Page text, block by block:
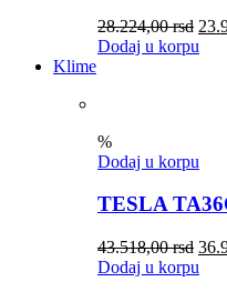
28.224,00rsd
Dodaj u korpu
Klime
%
Dodaj u korpu
TESLA
43.518,00rsd
Dodaj u korpu